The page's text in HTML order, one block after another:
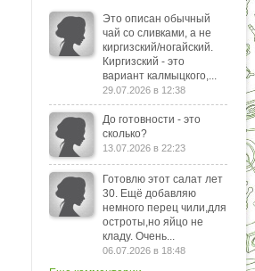
Это описан обычный
чай со сливками, а не
киргизский/ногайский.
Киргизский - это
вариант калмыцкого,...
29.07.2026 в 12:38
До готовности - это
сколько?
13.07.2026 в 22:23
Готовлю этот салат лет
30. Ещё добавляю
немного перец чили,для
остроты,но яйцо не
кладу. Очень...
06.07.2026 в 18:48